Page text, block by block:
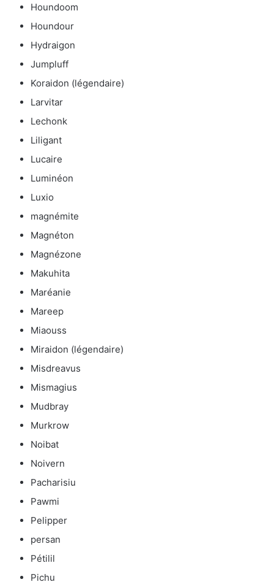
Houndoom
Houndour
Hydraigon
Jumpluff
Koraidon (légendaire)
Larvitar
Lechonk
Liligant
Lucaire
Luminéon
Luxio
magnémite
Magnéton
Magnézone
Makuhita
Maréanie
Mareep
Miaouss
Miraidon (légendaire)
Misdreavus
Mismagius
Mudbray
Murkrow
Noibat
Noivern
Pacharisiu
Pawmi
Pelipper
persan
Pétilil
Pichu